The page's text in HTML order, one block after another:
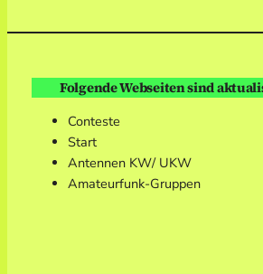
Folgende Webseiten sind
Conteste
Start
Antennen KW/ UKW
Amateurfunk-Gruppen